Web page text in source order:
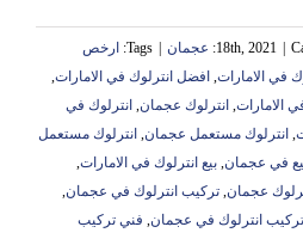
عجمان Tags:
ارخص
في الامارات, افضل انترلوك في الامارات,
الامارات, انترلوك عجمان, انترلوك في
, انترلوك مستعمل عجمان, انترلوك مستعمل
في عجمان, بيع انترلوك في الامارات,
عجمان, تركيب انترلوك في عجمان,
انترلوك في عجمان, ‏فني تركيب